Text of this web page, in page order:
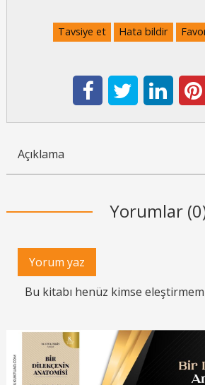
Tavsiye et Hata bildir
Açıklama
Yorumlar
Yorum yaz
Bu kitabı henüz kimse